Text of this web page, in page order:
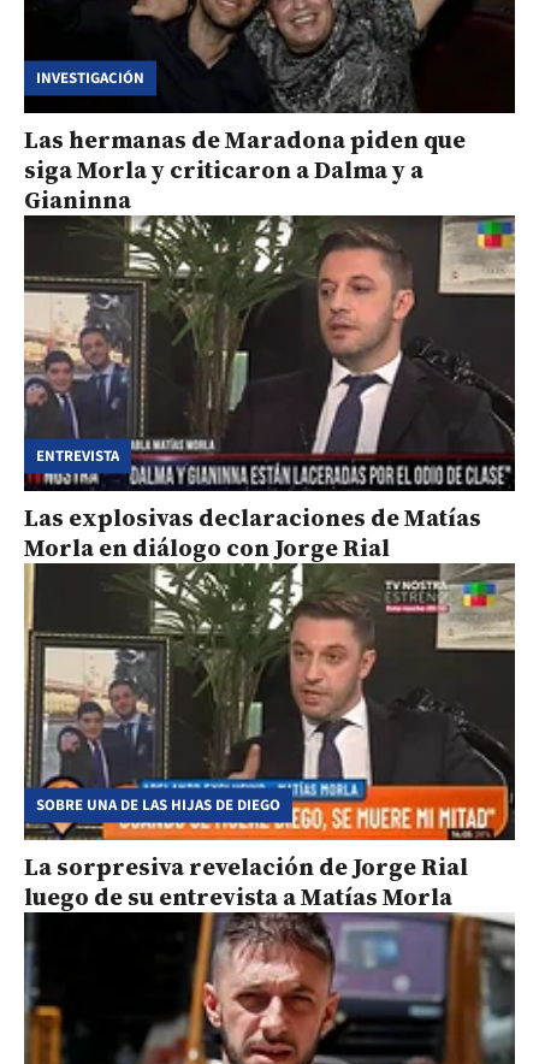
INVESTIGACIÓN
Las hermanas de Maradona piden que
siga Morla y criticaron a Dalma y a
Gianinna
ENTREVISTA
Las explosivas declaraciones de Matías
Morla en diálogo con Jorge Rial
SOBRE UNA DE LAS HIJAS DE DIEGO
La sorpresiva revelación de Jorge Rial
luego de su entrevista a Matías Morla